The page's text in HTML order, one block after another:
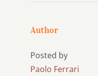
Author
Posted by
Paolo Ferrari